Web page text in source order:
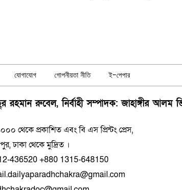
যোগাযোগ গোপনীয়তা নীতি ই-পেপার
রুবেল, নির্বাহী সম্পাদক: জাহাঙ্গীর আলম
থেকে প্রকাশিত এবং বি এস প্রিন্টং প্রেস,
ঢাকা থেকে মুদ্রিত ।
436520 +880 1315-648150